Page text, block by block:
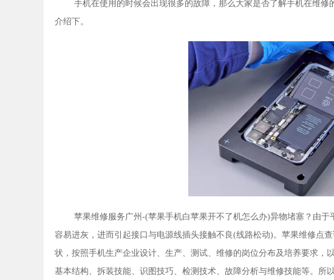
手机在使用的时候会出现很多的故障，那么大家是否了解手机在维
介绍下。
苹果维修服务广州-(苹果手机白苹果开不了机怎么办)异物堵塞？由
容易进灰，进而引起接口与电源线插头接触不良(线路松动)。苹果维修点
状，按照手机生产企业设计、生产、测试、维修的岗位分布及培养要求，
基本结构、拆装技能、识图技巧、检测技术、故障分析与维修技能等。所